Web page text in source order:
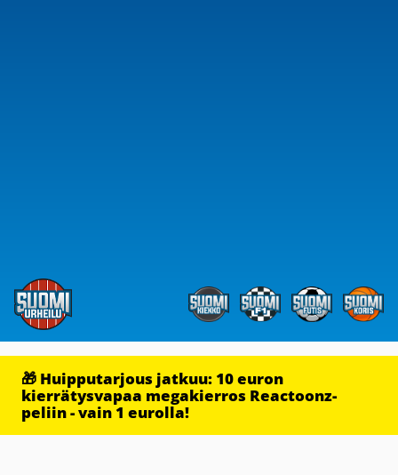
🎁 Huipputarjous jatkuu: 10 euron
kierrätysvapaa megakierros Reactoonz-
peliin - vain 1 eurolla!